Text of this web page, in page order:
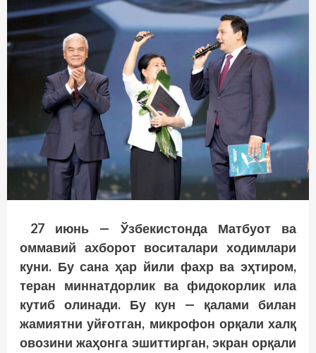
27 июнь — Ўзбекистонда Матбуот ва
оммавий ахборот воситалари ходимлари
куни. Бу сана ҳар йили фахр ва эҳтиром,
теран миннатдорлик ва фидокорлик ила
кутиб олинади. Бу кун — қалами билан
жамиятни уйғотган, микрофон орқали халқ
овозини жаҳонга эшиттирган, экран орқали